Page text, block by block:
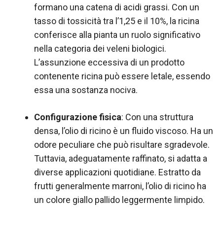
formano una catena di acidi grassi. Con un
tasso di tossicità tra l’1,25 e il 10%, la ricina
conferisce alla pianta un ruolo significativo
nella categoria dei veleni biologici.
L’assunzione eccessiva di un prodotto
contenente ricina può essere letale, essendo
essa una sostanza nociva.
Configurazione fisica: Con una struttura
densa, l’olio di ricino è un fluido viscoso. Ha un
odore peculiare che può risultare sgradevole.
Tuttavia, adeguatamente raffinato, si adatta a
diverse applicazioni quotidiane. Estratto da
frutti generalmente marroni, l’olio di ricino ha
un colore giallo pallido leggermente limpido.